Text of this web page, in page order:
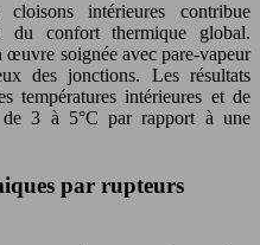
intérieures contribue
du confort thermique global.
œuvre soignée avec pare-vapeur
des jonctions. Les résultats
températures intérieures et de
de 3 à 5°C par rapport à une
par rupteurs